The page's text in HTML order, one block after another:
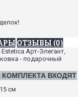
ОТЗЫВЫ (0)
Арт-Элегант,
- подарочный
КОМПЛЕКТА ВХОДЯТ
см